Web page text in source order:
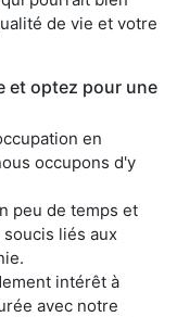
de vie et votre
et optez pour une
en
occupons d'y
peu de temps et
liés aux
intérêt à
avec notre